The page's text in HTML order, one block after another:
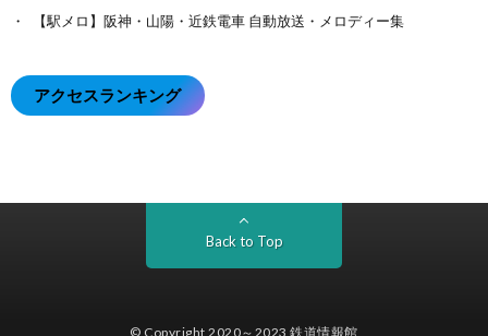
【駅メロ】阪神・山陽・近鉄電車 自動放送・メロディー集
アクセスランキング
Back to Top
© Copyright 2020～2023鉄道情報館